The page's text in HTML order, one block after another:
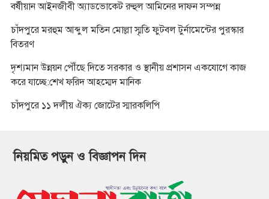
বর্ষীয়ান আইনজীবী অ্যাডভোকেট রুহুল আমিনের দাফন সম্পন্ন
চাঁদপুরে মরহুম আব্দুল মতিন মোল্লা স্মৃতি ফুটবল টুর্নামেন্টের পুরস্কার
বিতরণ
দৃশ্যমান উন্নয়ন পৌঁছে দিতে সরকার ও স্থানীয় প্রশাসন একযোগে কাজ
করে যাচ্ছে:শেখ ফরিদ আহম্মেদ মানিক
চাঁদপুরে ১১ দলীয় ঐক্য জোটের স্মারকলিপি
নিয়মিত পড়ুন ও বিজ্ঞাপন দিন